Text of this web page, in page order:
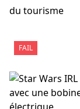
FAIL